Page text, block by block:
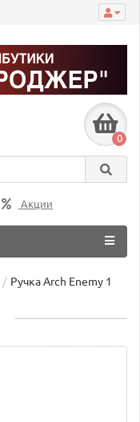
0
Акции
Ручка Arch Enemy 1